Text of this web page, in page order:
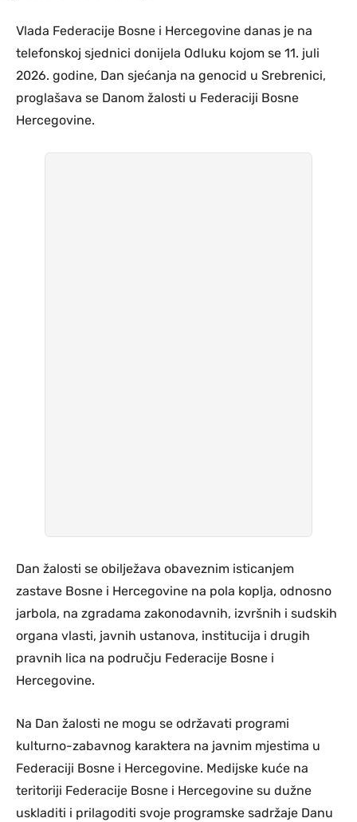
Vlada Federacije Bosne i Hercegovine danas je na
telefonskoj sjednici donijela Odluku kojom se 11. juli
2026. godine, Dan sjećanja na genocid u Srebrenici,
proglašava se Danom žalosti u Federaciji Bosne
Hercegovine.
Dan žalosti se obilježava obaveznim isticanjem
zastave Bosne i Hercegovine na pola koplja, odnosno
jarbola, na zgradama zakonodavnih, izvršnih i sudskih
organa vlasti, javnih ustanova, institucija i drugih
pravnih lica na području Federacije Bosne i
Hercegovine.
Na Dan žalosti ne mogu se održavati programi
kulturno-zabavnog karaktera na javnim mjestima u
Federaciji Bosne i Hercegovine. Medijske kuće na
teritoriji Federacije Bosne i Hercegovine su dužne
uskladiti i prilagoditi svoje programske sadržaje Danu